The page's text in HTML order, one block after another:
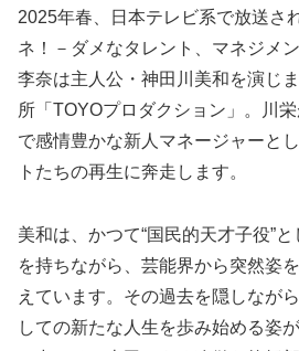
2025年春、日本テレビ系で放送さ
ネ！－ダメなタレント、マネジメ
李奈は主人公・神田川美和を演じ
所「TOYOプロダクション」。川
で感情豊かな新人マネージャーと
トたちの再生に奔走します。
美和は、かつて“国民的天才子役”
を持ちながら、芸能界から突然姿
えています。その過去を隠しなが
しての新たな人生を歩み始める姿